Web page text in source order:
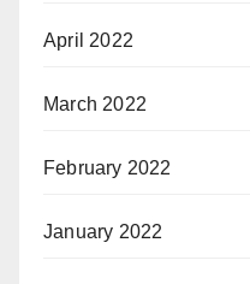
April 2022
March 2022
February 2022
January 2022